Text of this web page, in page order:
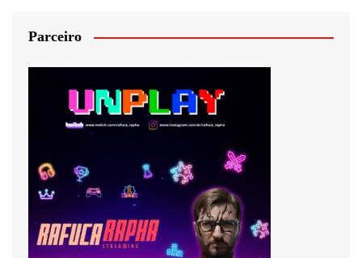
Parceiro